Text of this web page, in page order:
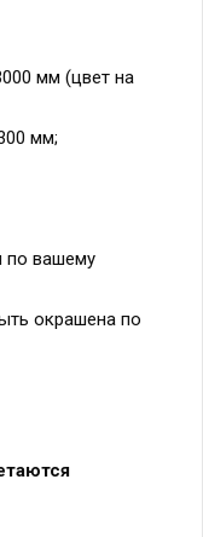
мм (цвет на
мм;
по вашему
окрашена по